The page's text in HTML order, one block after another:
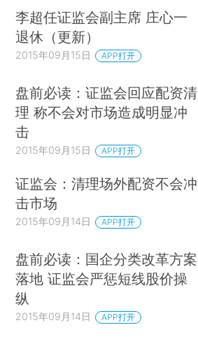
李超任证监会副主席 庄心一
退休（更新）
2015年09月15日 APP打开
盘前必读：证监会回应配资清
理 称不会对市场造成明显冲
击
2015年09月15日 APP打开
证监会：清理场外配资不会冲
击市场
2015年09月14日 APP打开
盘前必读：国企分类改革方案
落地 证监会严惩短线股价操
纵
2015年09月14日 APP打开